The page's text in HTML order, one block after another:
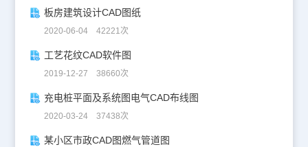
板房建筑设计CAD图纸
2020-06-04 42221次
工艺花纹CAD软件图
2019-12-27 38660次
充电桩平面及系统图电气CAD布线图
2020-03-24 37438次
某小区市政CAD图燃气管道图